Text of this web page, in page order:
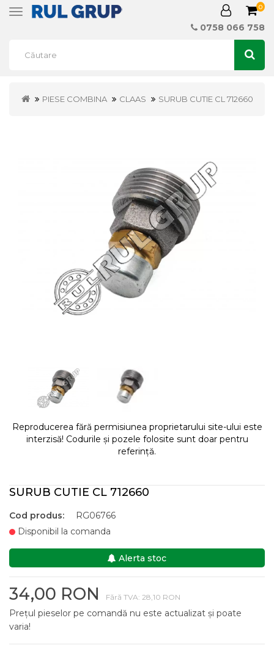
Toggle
0
0758 066 758
PIESE COMBINA CLAAS SURUB CUTIE CL 712660
Reproducerea fără permisiunea proprietarului site-ului este
interzisă! Codurile și pozele folosite sunt doar pentru
referință.
SURUB CUTIE CL 712660
Cod produs:
RG06766
Disponibil la comanda
Alerta stoc
34,00 RON Fără TVA: 28,10 RON
Prețul pieselor pe comandă nu este actualizat și poate
varia!